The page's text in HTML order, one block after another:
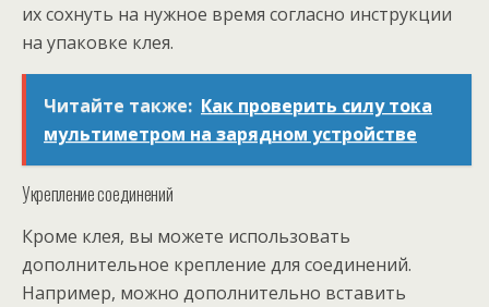
их сохнуть на нужное время согласно инструкции
на упаковке клея.
Читайте также: Как проверить силу тока
мультиметром на зарядном устройстве
Укрепление соединений
Кроме клея, вы можете использовать
дополнительное крепление для соединений.
Например, можно дополнительно вставить